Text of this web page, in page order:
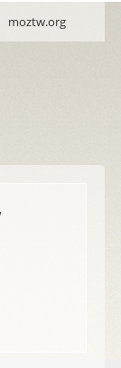
moztw.org